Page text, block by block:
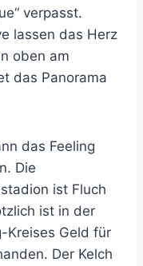
verpasst.
lassen das Herz
oben am
das Panorama
das Feeling
Die
ist Fluch
ist in der
Kreises Geld für
Der Kelch